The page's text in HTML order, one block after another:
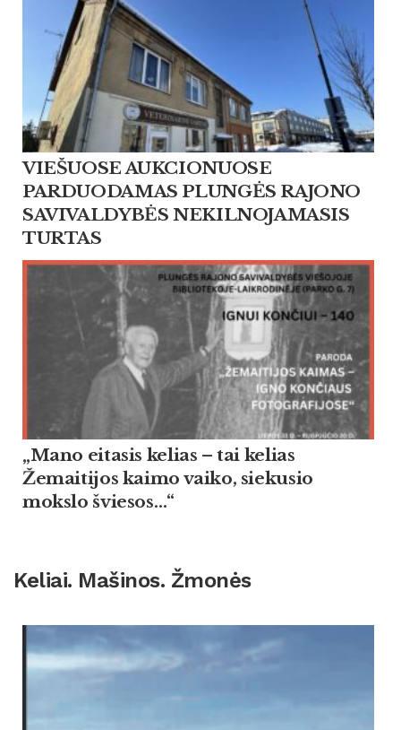
VIEŠUOSE AUKCIONUOSE
PARDUODAMAS PLUNGĖS RAJONO
SAVIVALDYBĖS NEKILNOJAMASIS
TURTAS
„Mano eitasis kelias – tai kelias
Žemaitijos kaimo vaiko, siekusio
mokslo šviesos…“
Keliai. Mašinos. Žmonės